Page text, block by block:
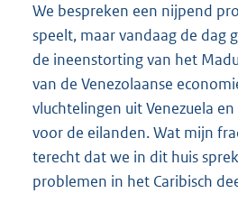
We bespreken een nijpend
speelt, maar vandaag de dag
de ineenstorting van het
van de Venezolaanse
vluchtelingen uit Venezuela
voor de eilanden. Wat mijn
terecht dat we in dit huis
problemen in het Caribisch